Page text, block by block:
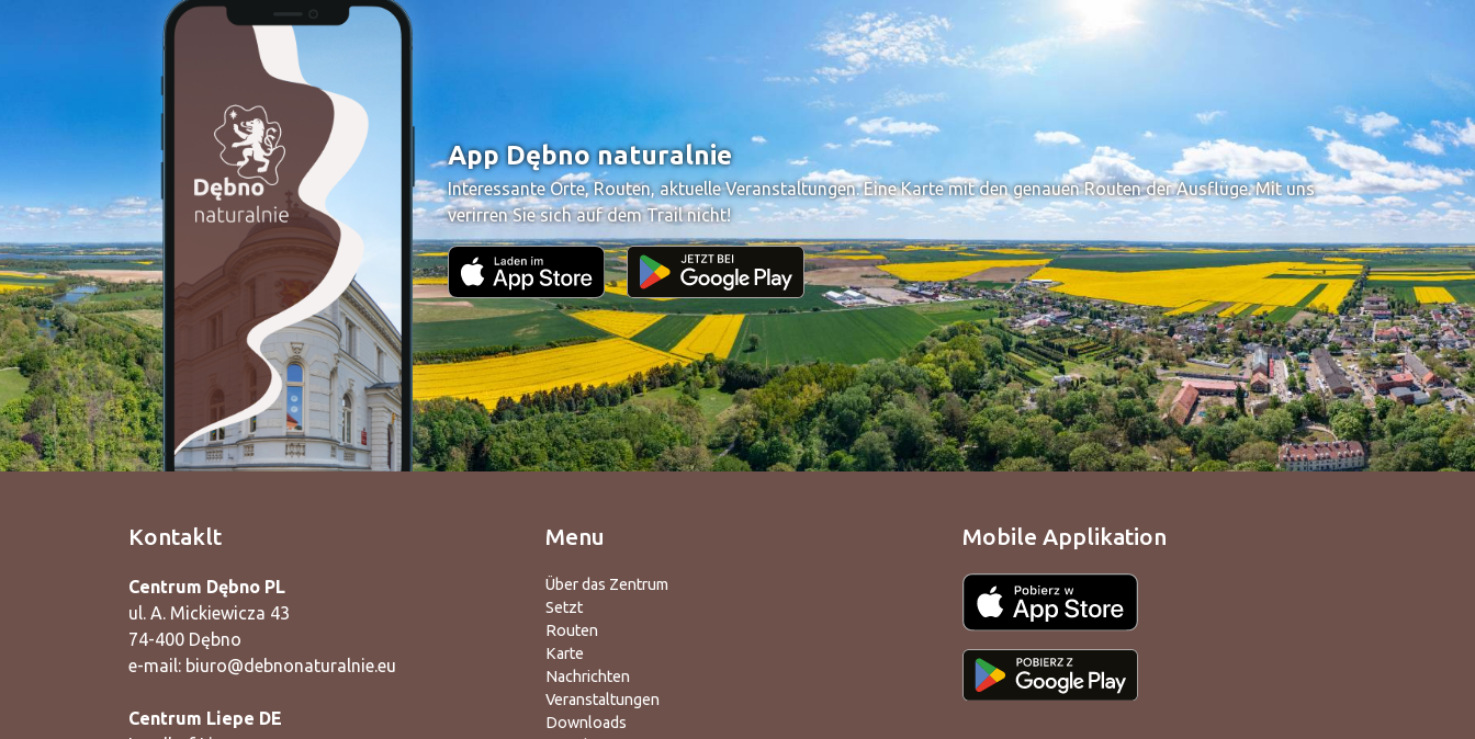
App Dębno naturalnie
Interessante Orte, Routen, aktuelle Veranstaltungen. Eine Karte mit den genauen Routen der Ausflüge. Mit uns
verirren Sie sich auf dem Trail nicht!
Kontaklt
Centrum Dębno PL
ul. A. Mickiewicza 43
74-400 Dębno
e-mail: biuro@debnonaturalnie.eu
Centrum Liepe DE
Menu
Über das Zentrum
Setzt
Routen
Karte
Nachrichten
Veranstaltungen
Downloads
Mobile Applikation